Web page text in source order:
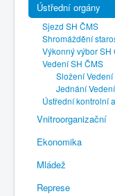
Výhody pro členy
Portál REDENOX
Ústřední orgány
Sjezd SH ČMS
Shromáždění
Výkonný výbor SH
Vedení SH ČMS
Složení Vedení
Jednání
Ústřední kontrolní
Vnitroorganizační
Ekonomika
Mládež
Represe